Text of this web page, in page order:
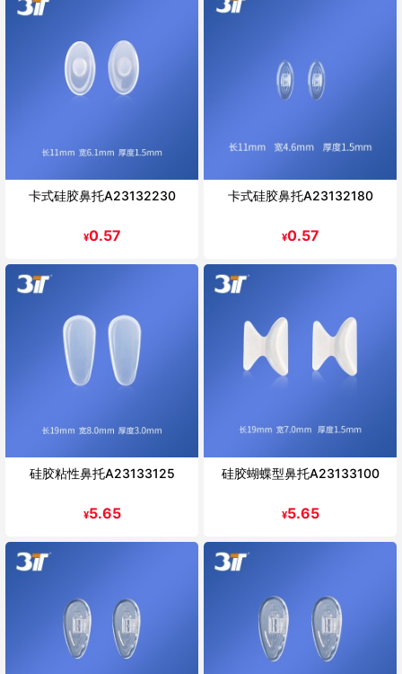
卡式硅胶鼻托A23132230
¥0.57
卡式硅胶鼻托A23132180
¥0.57
硅胶粘性鼻托A23133125
¥5.65
硅胶蝴蝶型鼻托A23133100
¥5.65